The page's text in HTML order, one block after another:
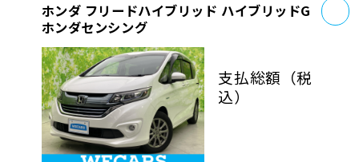
ホンダ フリードハイブリッド ハイブリッドG
ホンダセンシング
支払総額 （税
込）